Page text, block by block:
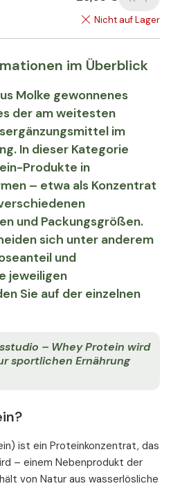
Nicht auf Lager
im Überblick
Molke gewonnenes
der am weitesten
im
In dieser Kategorie
Produkte in
– etwa als Konzentrat
und Packungsgrößen.
sich unter anderem
und
jeweiligen
Sie auf der einzelnen
– Whey Protein wird
sportlichen Ernährung
ist ein Proteinkonzentrat, das
– einem Nebenprodukt der
von Natur aus wasserlösliche